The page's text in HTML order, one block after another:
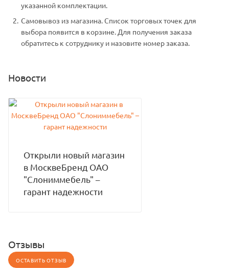
указанной комплектации.
Самовывоз из магазина. Список торговых точек для
выбора появится в корзине. Для получения заказа
обратитесь к сотруднику и назовите номер заказа.
Новости
Открыли новый магазин
в МосквеБренд ОАО
"Слониммебель" –
гарант надежности
Отзывы
ОСТАВИТЬ ОТЗЫВ